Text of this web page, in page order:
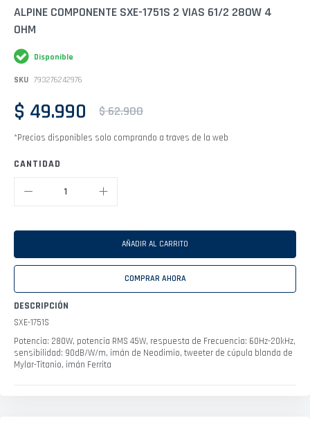
Saltar
comienzo
la
galería
de
ALPINE COMPONENTE SXE-1751S 2 VIAS 61/2 280W 4
OHM
Disponible
SKU 793276242976
$ 49.990 $ 62.900
*Precios disponibles solo comprando a traves de la web
CANTIDAD
AÑADIR AL CARRITO
COMPRAR AHORA
DESCRIPCIÓN
SXE-1751S
Potencia: 280W, potencia RMS 45W, respuesta de Frecuencia: 60Hz-20kHz,
sensibilidad: 90dB/W/m, imán de Neodimio, tweeter de cúpula blanda de
Mylar-Titanio, imán Ferrita